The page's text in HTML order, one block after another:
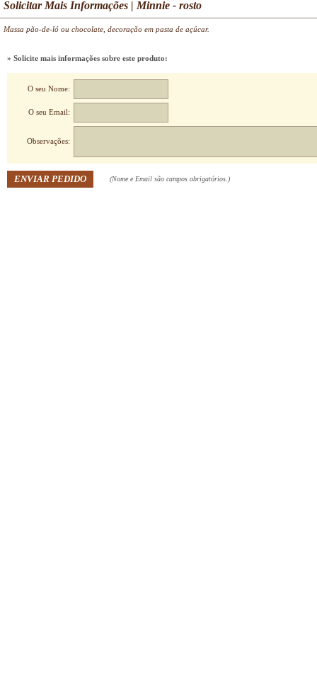
Solicitar Mais Informações | Minnie - rosto
Massa pão-de-ló ou chocolate, decoração em pasta de açúcar.
» Solicite mais informações sobre este produto:
O seu Nome:
O seu Email:
Observações:
(Nome e Email são campos obrigatórios.)